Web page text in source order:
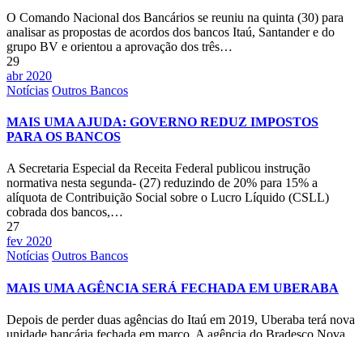
O Comando Nacional dos Bancários se reuniu na quinta (30) para
analisar as propostas de acordos dos bancos Itaú, Santander e do
grupo BV e orientou a aprovação dos três…
29
abr 2020
Notícias Outros Bancos
MAIS UMA AJUDA: GOVERNO REDUZ IMPOSTOS
PARA OS BANCOS
A Secretaria Especial da Receita Federal publicou instrução
normativa nesta segunda- (27) reduzindo de 20% para 15% a
alíquota de Contribuição Social sobre o Lucro Líquido (CSLL)
cobrada dos bancos,…
27
fev 2020
Notícias Outros Bancos
MAIS UMA AGÊNCIA SERÁ FECHADA EM UBERABA
Depois de perder duas agências do Itaú em 2019, Uberaba terá nova
unidade bancária fechada em março. A agência do Bradesco Nova